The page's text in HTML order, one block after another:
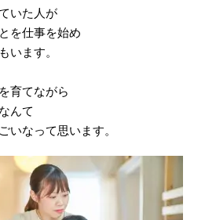
いた人が
を仕事を始め
います。
育てながら
んて
いなって思います。